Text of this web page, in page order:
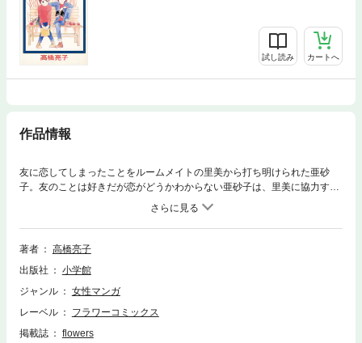
試し読み カートへ
作品情報
友に恋してしまったことをルームメイトの里美から打ち明けられた亜砂
子。友のことは好きだが恋がどうかわからない亜砂子は、里美に協力する
著者
高橋亮子
出版社
小学館
ジャンル
女性マンガ
レーベル
フラワーコミックス
掲載誌
flowers